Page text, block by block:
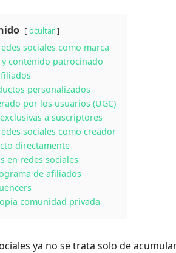
ocultar
sociales como marca
contenido patrocinado
personalizados
por los usuarios (UGC)
a suscriptores
sociales como creador
directamente
en redes sociales
de afiliados
comunidad privada
ya no se trata solo de